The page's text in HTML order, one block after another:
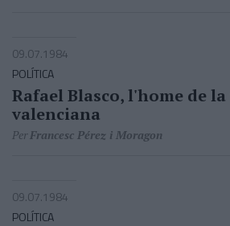
09.07.1984
POLÍTICA
Rafael Blasco, l'home de
valenciana
PerFrancesc Pérez i Moragon
09.07.1984
POLÍTICA